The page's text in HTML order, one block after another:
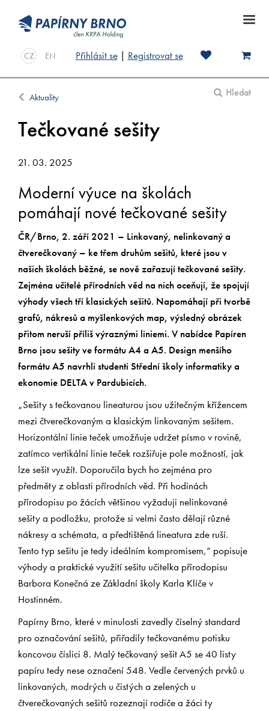
CZ EN Přihlásit se | Registrovat se
Hledat
Aktuality
Tečkované sešity
21. 03. 2025
Moderní výuce na školách
pomáhají nové tečkované sešity
ČR/Brno, 2. září 2021 – Linkovaný, nelinkovaný a
čtverečkovaný – ke třem druhům sešitů, které jsou v
našich školách běžné, se nově zařazují tečkované sešity.
Zejména učitelé přírodních věd na nich oceňují, že spojují
výhody všech tří klasických sešitů. Napomáhají při tvorbě
grafů, nákresů a myšlenkových map, výsledný obrázek
přitom neruší příliš výraznými liniemi. V nabídce Papíren
Brno jsou sešity ve formátu A4 a A5. Design menšího
formátu A5 navrhli studenti Střední školy informatiky a
ekonomie DELTA v Pardubicích.
„Sešity s tečkovanou lineaturou jsou užitečným křížencem
mezi čtverečkovaným a klasickým linkovaným sešitem.
Horizontální linie teček umožňuje udržet písmo v rovině,
zatímco vertikální linie teček rozšiřuje pole možností, jak
lze sešit využít. Doporučila bych ho zejména pro
předměty z oblasti přírodních věd. Při hodinách
přírodopisu po žácích většinou vyžaduji nelinkované
sešity a podložku, protože si velmi často dělají různé
nákresy a schémata, a předtištěná lineatura zde ruší.
Tento typ sešitu je tedy ideálním kompromisem,“ popisuje
výhody a praktické využití sešitu učitelka přírodopisu
Barbora Konečná ze Základní školy Karla Klíče v
Hostinném.
Papírny Brno, které v minulosti zavedly číselný standard
pro označování sešitů, přiřadily tečkovanému potisku
koncovou číslici 8. Malý tečkovaný sešit A5 se 40 listy
papíru tedy nese označení 548. Vedle červených prvků u
linkovaných, modrých u čistých a zelených u
čtverečkovaných sešitů rozeznají rodiče a žáci ty